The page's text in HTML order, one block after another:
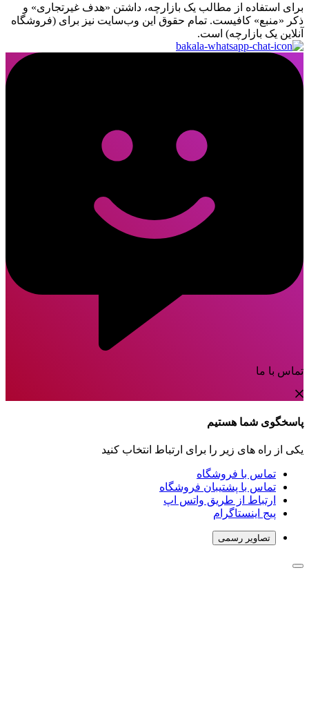
برای استفاده از مطالب یک بازارچه، داشتن «هدف غیرتجاری» و
ذکر «منبع» کافیست. تمام حقوق اين وب‌سايت نیز برای (فروشگاه
آنلاین یک بازارچه) است.
تماس با ما
پاسخگوی شما هستیم
یکی از راه های زیر را برای ارتباط انتخاب کنید
تماس با فروشگاه
تماس با پشتیبان فروشگاه
ارتباط از طریق واتس اپ
پیج اینستاگرام
تصاویر رسمی